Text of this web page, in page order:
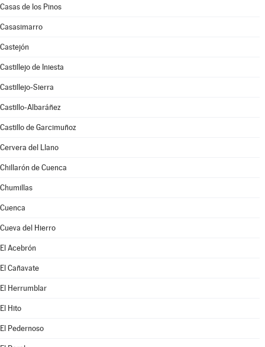
Casas de los Pinos
Casasimarro
Castejón
Castillejo de Iniesta
Castillejo-Sierra
Castillo-Albaráñez
Castillo de Garcimuñoz
Cervera del Llano
Chillarón de Cuenca
Chumillas
Cuenca
Cueva del Hierro
El Acebrón
El Cañavate
El Herrumblar
El Hito
El Pedernoso